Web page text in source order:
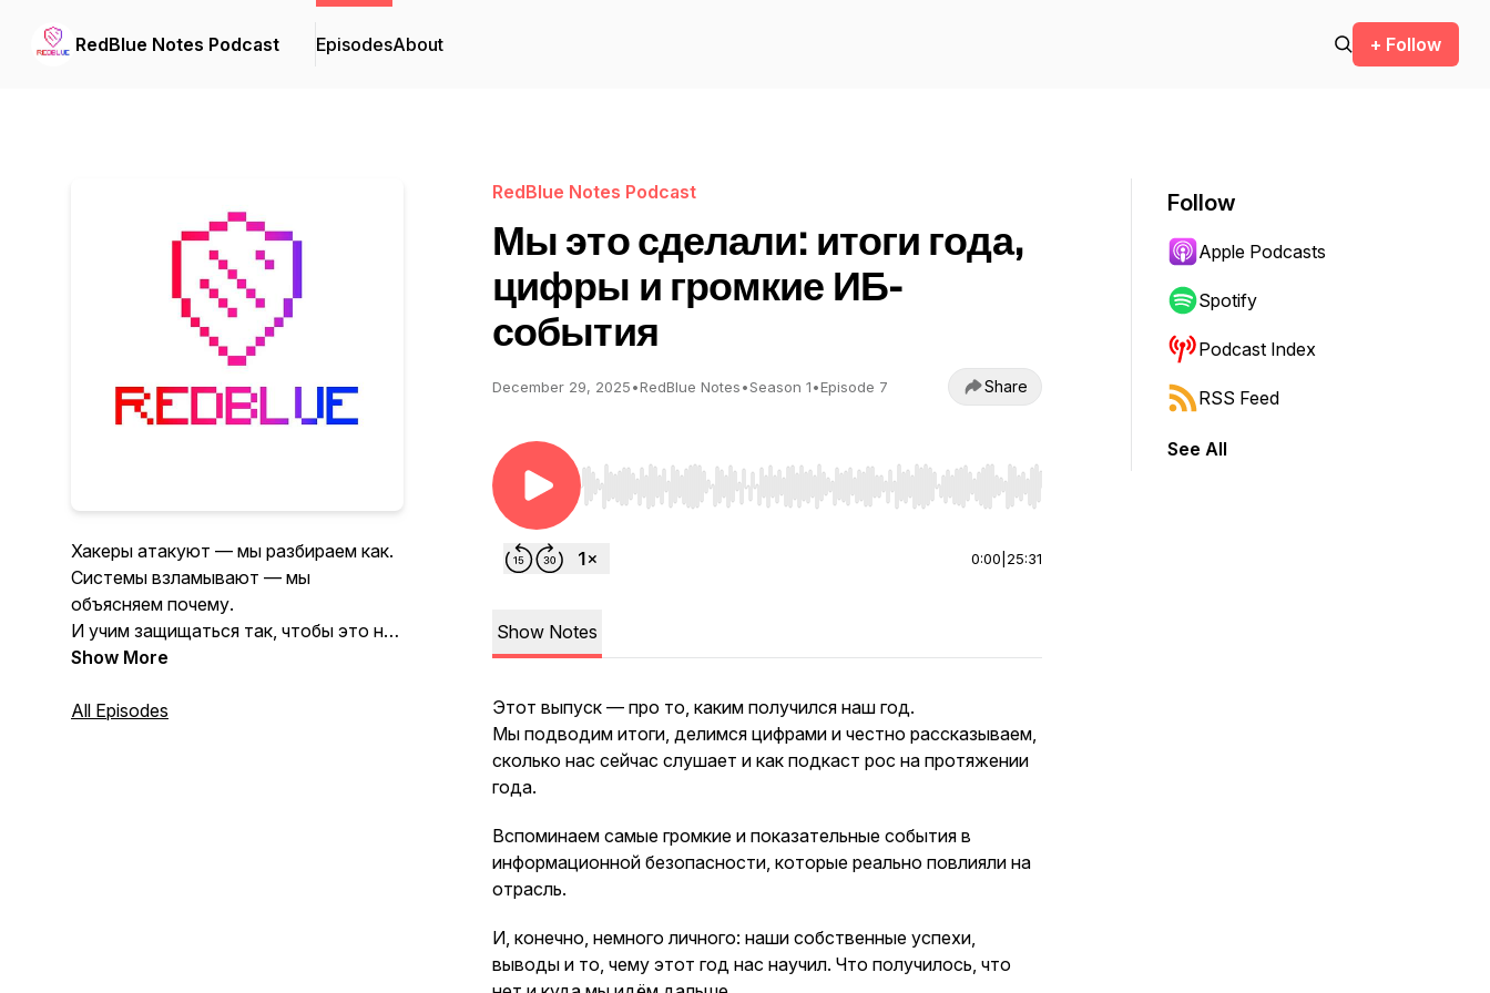
RedBlue Notes Podcast EpisodesAbout + Follow
Хакеры атакуют — мы разбираем как.
Системы взламывают — мы
объясняем почему.
И учим защищаться так, чтобы это не
повторилось.
https://t.me/redbluenotes
Show More
All Episodes
RedBlue Notes Podcast
Мы это сделали: итоги года,
цифры и громкие ИБ-
события
December 29, 2025•RedBlue Notes•Season 1•Episode 7 Share
Use Left/Right to seek, Home/End to jump to start or end. Hold shift to jump forward or backward.
0:00 25:31
Show Notes
Этот выпуск — про то, каким получился наш год.
Мы подводим итоги, делимся цифрами и честно рассказываем,
сколько нас сейчас слушает и как подкаст рос на протяжении
года.
Вспоминаем самые громкие и показательные события в
информационной безопасности, которые реально повлияли на
отрасль.
И, конечно, немного личного: наши собственные успехи,
выводы и то, чему этот год нас научил. Что получилось, что
Follow
Apple Podcasts
Spotify
Podcast Index
RSS Feed
See All